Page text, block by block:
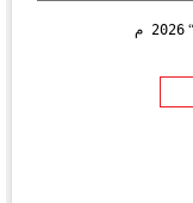
2026 م